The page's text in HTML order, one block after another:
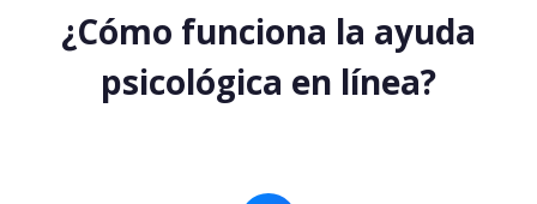
¿Cómo funciona la ayuda
psicológica en línea?